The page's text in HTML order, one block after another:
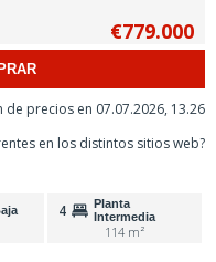
€779.000
de precios en 07.07.2026, 13.26
en los distintos sitios web?
4
Planta
Intermedia
114 m²